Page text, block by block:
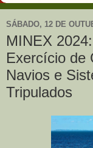
SÁBADO, 12 DE
MINEX
Exercício de
Navios e
Tripulados